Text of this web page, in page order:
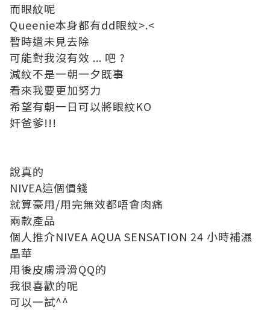
而眼紋呢
Queenie本身都有dd眼紋>.<
暫時還未見去除
可能對我沒有效 ... 吧 ?
減紋不是一朝一夕既事
看來我要更加努力
希望有朝一日可以將眼紋KO
奸爸爹!!!
說真的
NIVEA這個價錢
就算豪用/用完無效都唔會肉痛
兩款產品
個人推介NIVEA AQUA SENSATION 24 小時補濕
晶華
用後皮膚滑滑QQ的
我很喜歡的呢
可以一試^^